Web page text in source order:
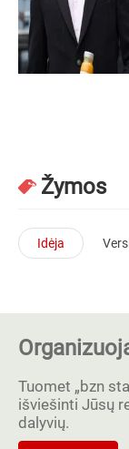
Žymos
Idėja
Tuomet „bzn
išviešinti Jūsų
dalyvių.